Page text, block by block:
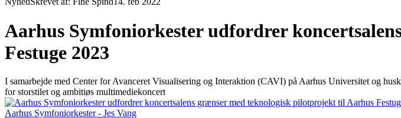
Aarhus Symfoniorkester udfordrer
Festuge 2023
I samarbejde med Center for Avanceret Visualisering og Interaktion (CAVI) på Aarhus Universitet og
for storstilet og ambitiøs multimediekoncert